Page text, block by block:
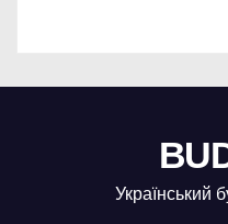
Український